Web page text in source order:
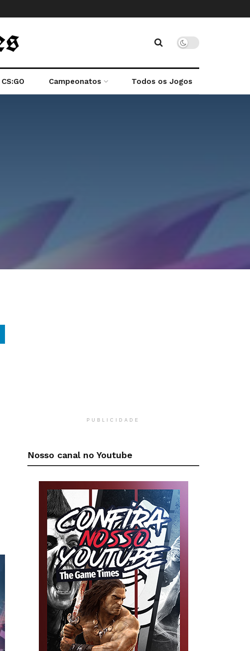
CS:GO Campeonatos Todos os Jogos
PUBLICIDADE
Nosso canal no Youtube